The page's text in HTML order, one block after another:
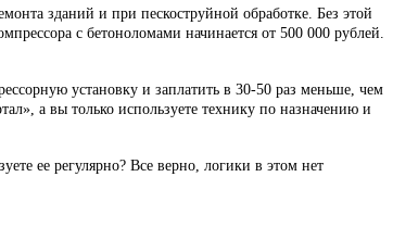
зданий и при пескоструйной обработке. Без этой
с бетоноломами начинается от 500 000 рублей.
установку и заплатить в 30-50 раз меньше, чем
а вы только используете технику по назначению и
ее регулярно? Все верно, логики в этом нет